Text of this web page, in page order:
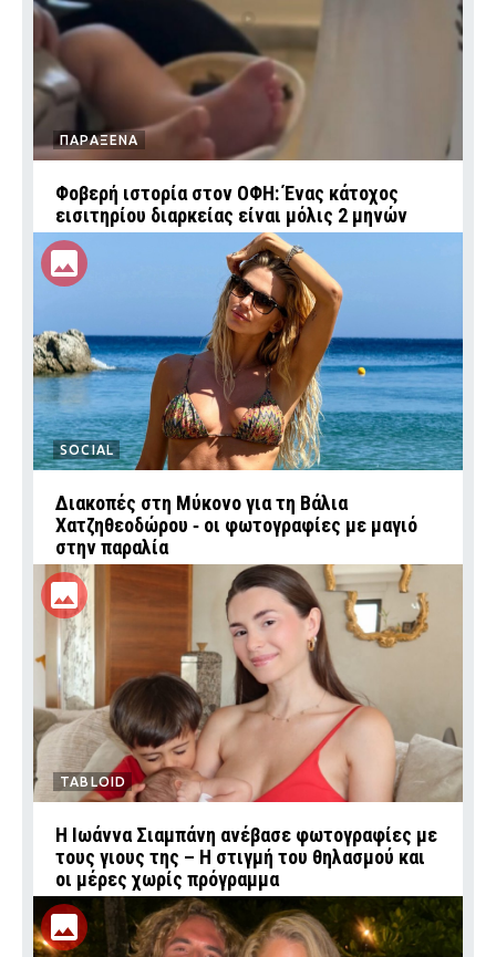
ΠΑΡΑΞΕΝΑ
Φοβερή ιστορία στον ΟΦΗ: Ένας κάτοχος
εισιτηρίου διαρκείας είναι μόλις 2 μηνών
SOCIAL
Διακοπές στη Μύκονο για τη Βάλια
Χατζηθεοδώρου ‑ οι φωτογραφίες με μαγιό
στην παραλία
TABLOID
H Ιωάννα Σιαμπάνη ανέβασε φωτογραφίες με
τους γιους της – Η στιγμή του θηλασμού και
οι μέρες χωρίς πρόγραμμα